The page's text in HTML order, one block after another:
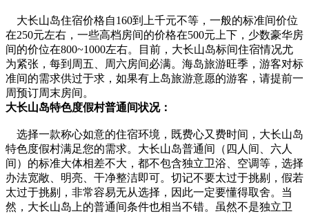
大长山岛住宿价格自160到上千元不等，一般的标准间价位
在250元左右，一些高档房间的价格在500元上下，少数豪华房
间的价位在800~1000左右。目前，大长山岛标间住宿情况尤
为紧张，每到周五、周六房间必满。海岛旅游旺季，游客对标
准间的需求供过于求，如果有上岛旅游意愿的游客，请提前一
周预订周末房间。
大长山岛特色度假村普通间状况：
选择一款称心如意的住宿环境，既费心又费时间，大长山岛
特色度假村满足您的需求。大长山岛普通间（四人间、六人
间）的标准大体相差不大，都不包含独立卫浴、空调等，选择
办法宽敞、明亮、干净整洁即可。切记不要太过于挑剔，假若
太过于挑剔，非常容易无从选择，因此一定要懂得取舍。当
然，大长山岛上的普通间条件也相当不错。虽然不是独立卫